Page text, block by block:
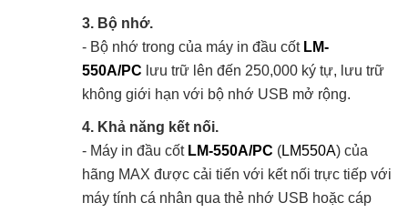
3. Bộ nhớ.
- Bộ nhớ trong của máy in đầu cốt LM-
550A/PC lưu trữ lên đến 250,000 ký tự, lưu trữ
không giới hạn với bộ nhớ USB mở rộng.
4. Khả năng kết nối.
- Máy in đầu cốt LM-550A/PC (LM550A) của
hãng MAX được cải tiến với kết nối trực tiếp với
máy tính cá nhân qua thẻ nhớ USB hoặc cáp